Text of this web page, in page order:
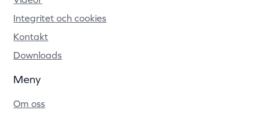
Integritet och cookies
Kontakt
Downloads
Meny
Om oss